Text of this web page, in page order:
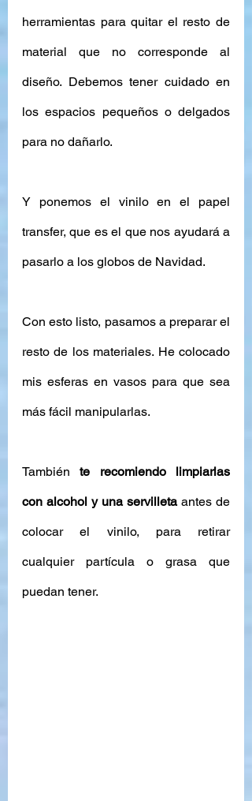
herramientas para quitar el resto de
material que no corresponde al
diseño. Debemos tener cuidado en
los espacios pequeños o delgados
para no dañarlo.
Y ponemos el vinilo en el papel
transfer, que es el que nos ayudará a
pasarlo a los globos de Navidad.
Con esto listo, pasamos a preparar el
resto de los materiales. He colocado
mis esferas en vasos para que sea
más fácil manipularlas.
También te recomiendo limpiarlas
con alcohol y una servilleta antes de
colocar el vinilo, para retirar
cualquier partícula o grasa que
puedan tener.